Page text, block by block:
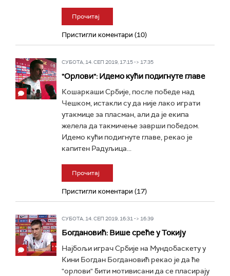
Прочитај
Пристигли коментари (10)
СУБОТА, 14. СЕП 2019, 17:15 -> 17:35
"Орлови": Идемо кући подигнуте главе
Кошаркаши Србије, после победе над
Чешком, истакли су да није лако играти
утакмице за пласман, али да је екипа
желела да такмичење заврши победом.
Идемо кући подигнуте главе, рекао је
капитен Радуљица...
Прочитај
Пристигли коментари (17)
СУБОТА, 14. СЕП 2019, 16:31 -> 16:39
Богдановић: Више среће у Токију
Најбољи играч Србије на Мундобаскету у
Кини Богдан Богдановић рекао је да ће
"орлови" бити мотивисани да се пласирају